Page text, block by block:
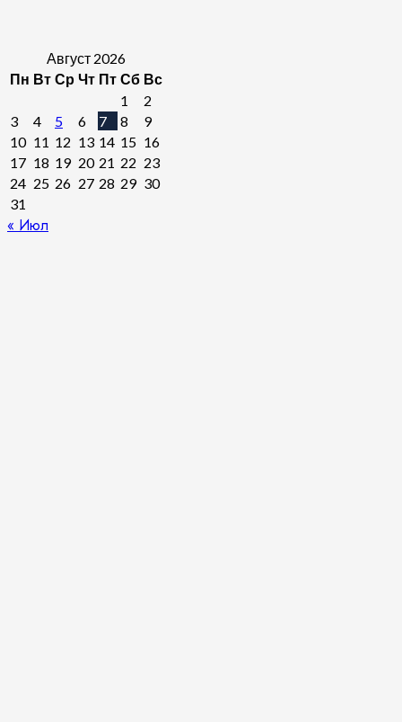
Август 2026
Пн Вт Ср Чт Пт Сб Вс
1
2
3
4 5 6 7 8
9
10 11 12 13 14 15 16
17 18 19 20 21 22 23
24 25 26 27 28 29 30
31
« Июл